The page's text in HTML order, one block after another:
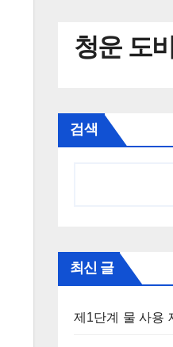
청운 도
검색
최신 글
제1단계 물 사용